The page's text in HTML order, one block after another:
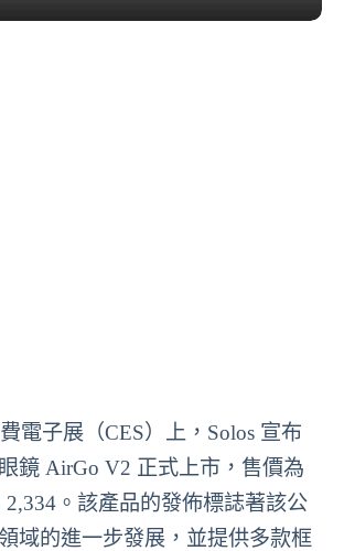
電子展（CES）上，Solos 宣布
鏡 AirGo V2 正式上市，售價為
2,334。該產品的發佈標誌著該公
域的進一步發展，並提供多款框